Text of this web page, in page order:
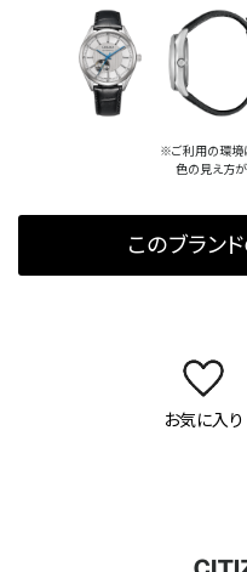
※ご利用の環境
色の見え方が
このブラン
お気に入り